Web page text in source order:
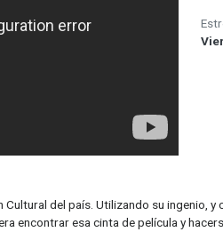
del país. Utilizando su ingenio, y
encontrar esa cinta de película y